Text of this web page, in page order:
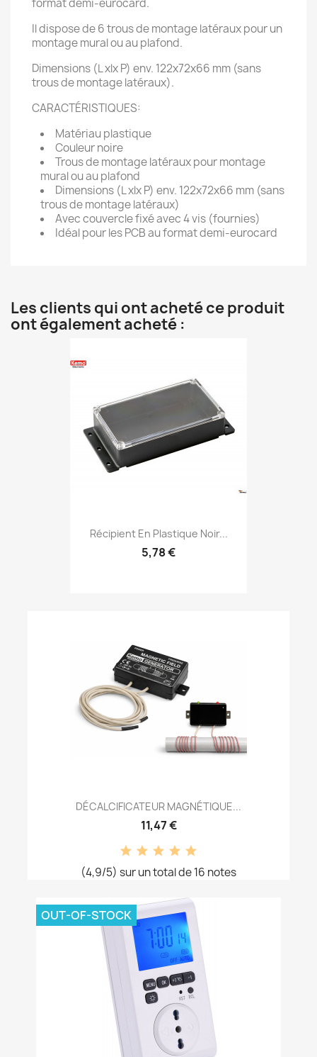
format demi-eurocard.
Il dispose de 6 trous de montage latéraux pour un
montage mural ou au plafond.
Dimensions (L xlx P) env. 122x72x66 mm (sans
trous de montage latéraux).
CARACTÉRISTIQUES:
Matériau plastique
Couleur noire
Trous de montage latéraux pour montage
mural ou au plafond
Dimensions (L xlx P) env. 122x72x66 mm (sans
trous de montage latéraux)
Avec couvercle fixé avec 4 vis (fournies)
Idéal pour les PCB au format demi-eurocard
Les clients qui ont acheté ce produit
ont également acheté :
Récipient En Plastique Noir...
5,78 €
DÉCALCIFICATEUR MAGNÉTIQUE...
11,47 €
(4,9/5) sur un total de 16 notes
OUT-OF-STOCK